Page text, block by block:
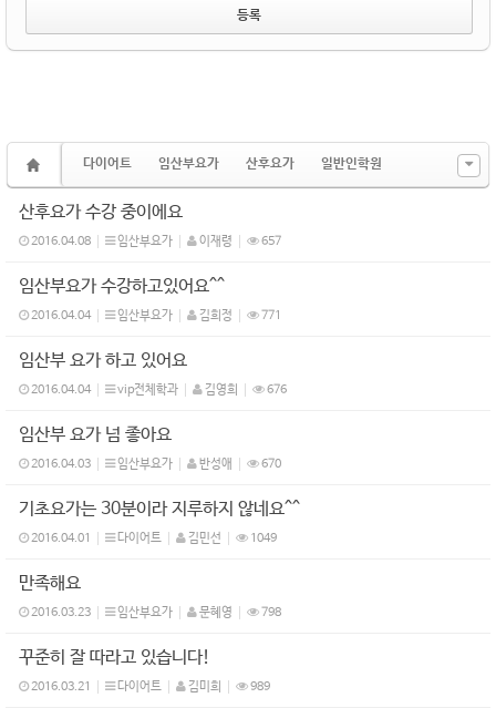
다이어트 임산부요가 산후요가 일반인학원
산후요가 수강 중이에요
2016.04.08 임산부요가 이재령 657
임산부요가 수강하고있어요^^
2016.04.04 임산부요가 김희정 771
임산부 요가 하고 있어요
2016.04.04 vip전체학과 김영희 676
임산부 요가 넘 좋아요
2016.04.03 임산부요가 반성애 670
기초요가는 30분이라 지루하지 않네요^^
2016.04.01 다이어트 김민선 1049
만족해요
2016.03.23 임산부요가 문혜영 798
꾸준히 잘 따라고 있습니다!
2016.03.21 다이어트 김미희 989